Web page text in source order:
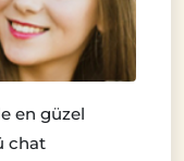
en güzel
chat